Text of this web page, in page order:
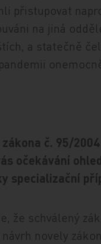
přistupovat
na jiná
a statečně
č. 95/
očekávání
specializační
že schválený
novely